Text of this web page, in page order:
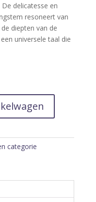
delicatesse en
resoneert van
diepten van de
universele taal die
categorie